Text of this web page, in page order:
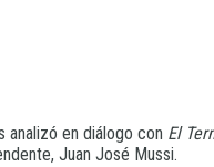
en diálogo con El
Juan José Mussi.